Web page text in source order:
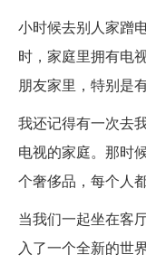
小时候去别人家蹭
时，家庭里拥有电
朋友家里，特别是
我还记得有一次去
电视的家庭。那时
个奢侈品，每个人
当我们一起坐在客
入了一个全新的世